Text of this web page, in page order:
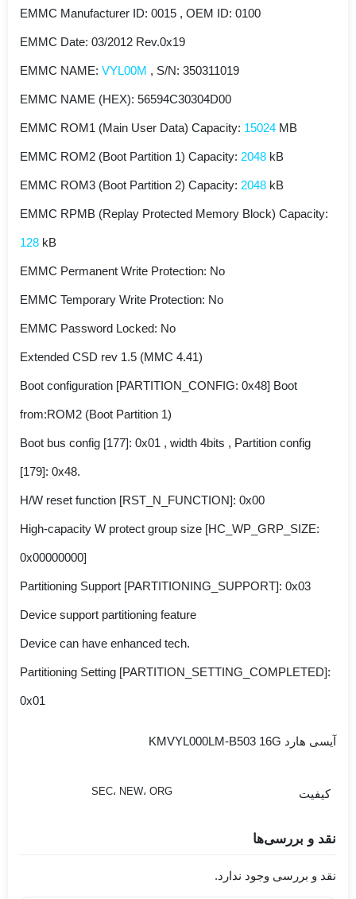
EMMC Manufacturer ID: 0015 , OEM ID: 0100
EMMC Date: 03/2012 Rev.0x19
EMMC NAME: VYL00M , S/N: 350311019
EMMC NAME (HEX): 56594C30304D00
EMMC ROM1 (Main User Data) Capacity: 15024 MB
EMMC ROM2 (Boot Partition 1) Capacity: 2048 kB
EMMC ROM3 (Boot Partition 2) Capacity: 2048 kB
EMMC RPMB (Replay Protected Memory Block) Capacity:
128 kB
EMMC Permanent Write Protection: No
EMMC Temporary Write Protection: No
EMMC Password Locked: No
Extended CSD rev 1.5 (MMC 4.41)
Boot configuration [PARTITION_CONFIG: 0x48] Boot
from:ROM2 (Boot Partition 1)
Boot bus config [177]: 0x01 , width 4bits , Partition config
[179]: 0x48.
H/W reset function [RST_N_FUNCTION]: 0x00
High-capacity W protect group size [HC_WP_GRP_SIZE:
0x00000000]
Partitioning Support [PARTITIONING_SUPPORT]: 0x03
Device support partitioning feature
Device can have enhanced tech.
Partitioning Setting [PARTITION_SETTING_COMPLETED]:
0x01
آیسی هارد KMVYL000LM-B503 16G
کیفیت SEC، NEW، ORG
نقد و بررسی‌ها
نقد و بررسی وجود ندارد.